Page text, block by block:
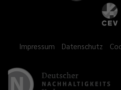
Impressum Datenschutz